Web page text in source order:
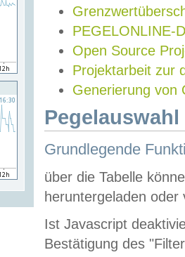
PEGELONLINE-
Open Source
Projektarbeit zur
Generierung von
Grundlegende
über die Tabelle
heruntergeladen oder
Ist Javascript
Bestätigung des